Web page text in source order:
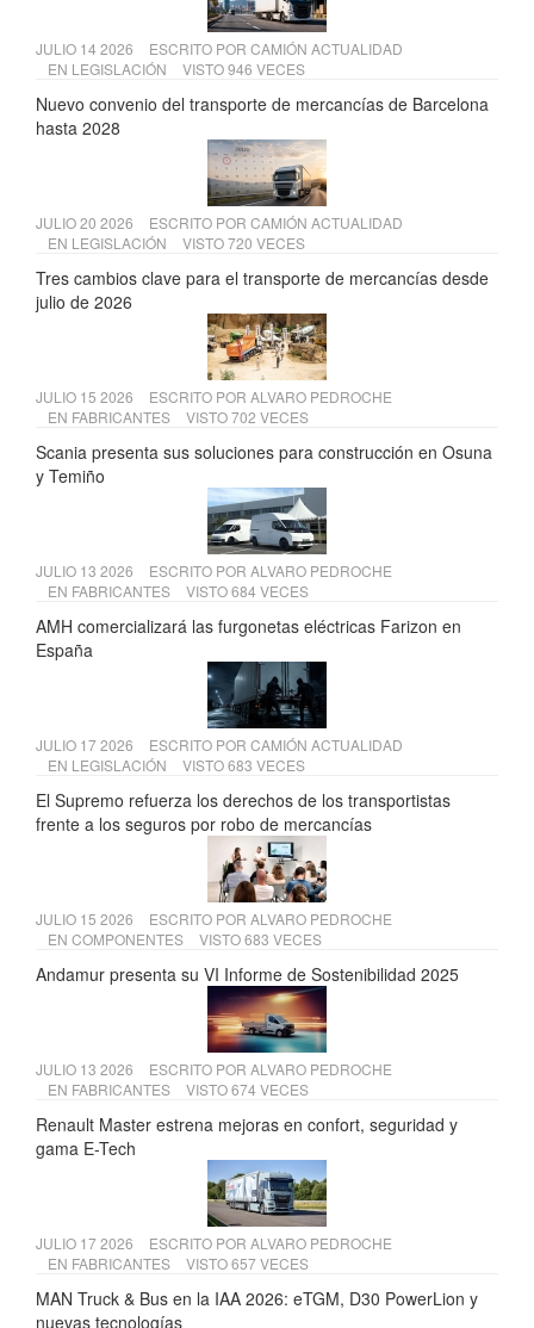
JULIO 14 2026 ESCRITO POR CAMIÓN ACTUALIDAD
EN LEGISLACIÓN VISTO 946 VECES
Nuevo convenio del transporte de mercancías de Barcelona
hasta 2028
JULIO 20 2026 ESCRITO POR CAMIÓN ACTUALIDAD
EN LEGISLACIÓN VISTO 720 VECES
Tres cambios clave para el transporte de mercancías desde
julio de 2026
JULIO 15 2026 ESCRITO POR ALVARO PEDROCHE
EN FABRICANTES VISTO 702 VECES
Scania presenta sus soluciones para construcción en Osuna
y Temiño
JULIO 13 2026 ESCRITO POR ALVARO PEDROCHE
EN FABRICANTES VISTO 684 VECES
AMH comercializará las furgonetas eléctricas Farizon en
España
JULIO 17 2026 ESCRITO POR CAMIÓN ACTUALIDAD
EN LEGISLACIÓN VISTO 683 VECES
El Supremo refuerza los derechos de los transportistas
frente a los seguros por robo de mercancías
JULIO 15 2026 ESCRITO POR ALVARO PEDROCHE
EN COMPONENTES VISTO 683 VECES
Andamur presenta su VI Informe de Sostenibilidad 2025
JULIO 13 2026 ESCRITO POR ALVARO PEDROCHE
EN FABRICANTES VISTO 674 VECES
Renault Master estrena mejoras en confort, seguridad y
gama E-Tech
JULIO 17 2026 ESCRITO POR ALVARO PEDROCHE
EN FABRICANTES VISTO 657 VECES
MAN Truck & Bus en la IAA 2026: eTGM, D30 PowerLion y
nuevas tecnologías